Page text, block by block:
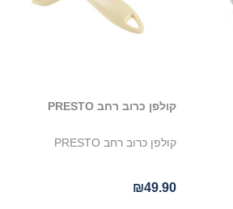
קולפן כרוב רחב PRESTO
קולפן כרוב רחב PRESTO
₪49.90